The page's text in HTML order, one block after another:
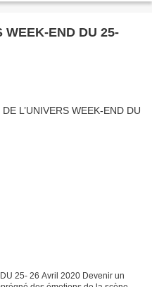
WEEK-END DU 25-
25- 26 Avril 2020 Devenir un